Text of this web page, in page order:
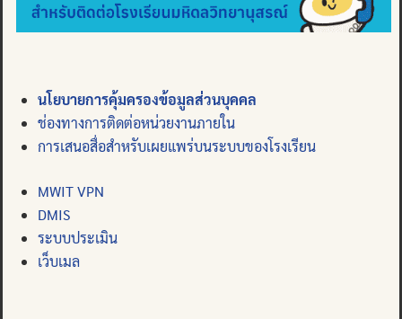
นโยบายการคุ้มครองข้อมูลส่วนบุคคล
ช่องทางการติดต่อหน่วยงานภายใน
การเสนอสื่อสำหรับเผยแพร่บนระบบของโรงเรียน
MWIT VPN
DMIS
ระบบประเมิน
เว็บเมล